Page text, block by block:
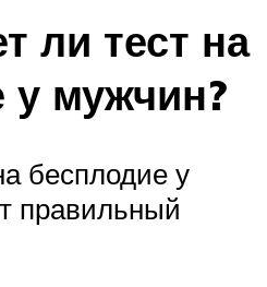
ли тест на
у мужчин?
бесплодие у
правильный